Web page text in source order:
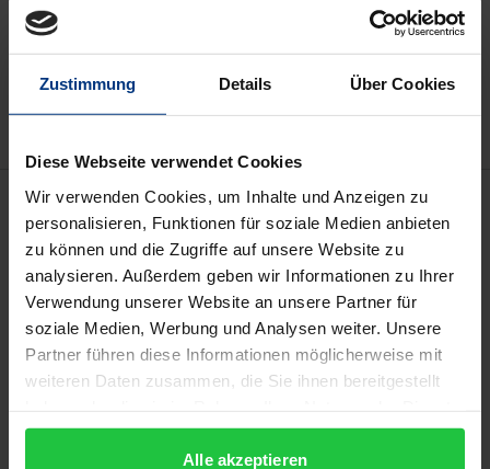
Zustimmung Details Über Cookies
Diese Webseite verwendet Cookies
Wir verwenden Cookies, um Inhalte und Anzeigen zu
personalisieren, Funktionen für soziale Medien anbieten
zu können und die Zugriffe auf unsere Website zu
analysieren. Außerdem geben wir Informationen zu Ihrer
Verwendung unserer Website an unsere Partner für
soziale Medien, Werbung und Analysen weiter. Unsere
Partner führen diese Informationen möglicherweise mit
weiteren Daten zusammen, die Sie ihnen bereitgestellt
gesammelt haben.
Alle akzeptieren
Zur Wunschliste hinzufügen
Hinweise zu Versandkosten
Beschreibung
Freie, öffentlichen Meinungsbildung ist das
Herzstück der Demokratie. Doch digitale
Kommunikation und datengetriebene Kuratierung
von Inhalten verändern das der Demokratie eigene
Konzept von Öffentlichkeit und erfordern neue
Sammelband führen Expert:innen der Rechts- und